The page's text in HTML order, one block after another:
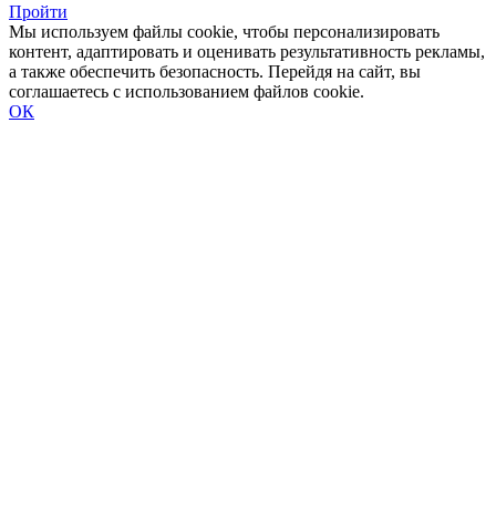
Пройти
Мы используем файлы cookie, чтобы персонализировать
контент, адаптировать и оценивать результативность рекламы,
а также обеспечить безопасность. Перейдя на сайт, вы
соглашаетесь с использованием файлов cookie.
ОК